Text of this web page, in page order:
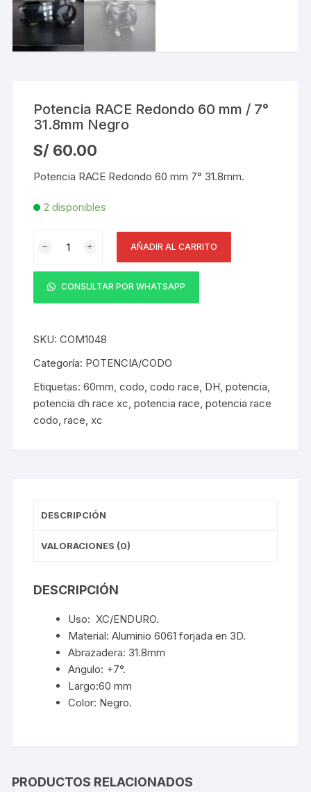
Potencia RACE Redondo 60 mm / 7°
31.8mm Negro
S/ 60.00
Potencia RACE Redondo 60 mm 7° 31.8mm.
2 disponibles
Redondo
mm
7°
Negro
cantidad
AÑADIR AL CARRITO
CONSULTAR POR WHATSAPP
SKU:COM1048
Categoría: POTENCIA/CODO
Etiquetas:60mm,codo,codo race, DH,potencia,
potencia dh race xc,potencia race,potencia race
codo,race,xc
DESCRIPCIÓN
VALORACIONES (0)
DESCRIPCIÓN
Uso: XC/ENDURO.
Material: Aluminio 6061 forjada en 3D.
Abrazadera: 31.8mm
Angulo: +7°.
Largo:60 mm
Color: Negro.
PRODUCTOS RELACIONADOS